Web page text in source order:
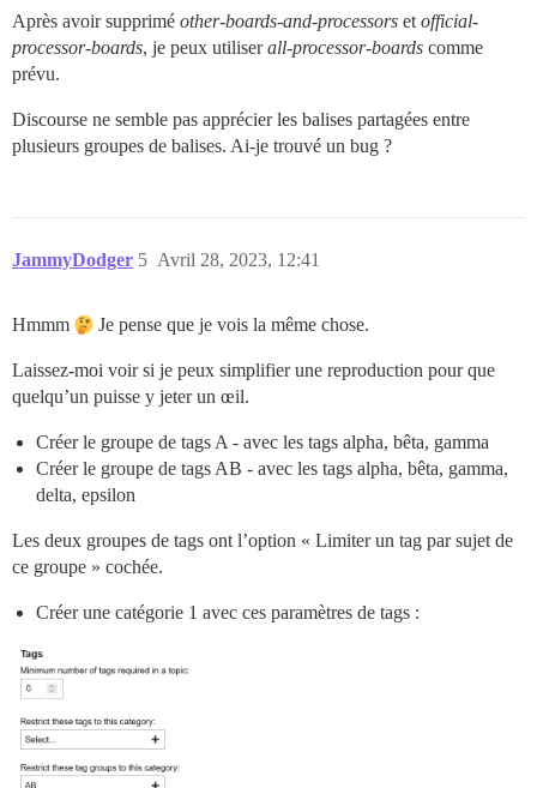
Après avoir supprimé other-boards-and-processors et official-
processor-boards, je peux utiliserall-processor-boards comme
prévu.
Discourse ne semble pas apprécier les balises partagées entre
plusieurs groupes de balises. Ai-je trouvé un bug ?
JammyDodger Avril 28, 2023, 12:41
5
Hmmm Je pense que je vois la même chose.
Laissez-moi voir si je peux simplifier une reproduction pour que
quelqu’un puisse y jeter un œil.
Créer le groupe de tags A - avec les tags alpha, bêta, gamma
Créer le groupe de tags AB - avec les tags alpha, bêta, gamma,
delta, epsilon
Les deux groupes de tags ont l’option « Limiter un tag par sujet de
ce groupe » cochée.
Créer une catégorie 1 avec ces paramètres de tags :